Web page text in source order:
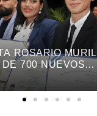
ROSARIO
700 NUEVOS
PUEBLO